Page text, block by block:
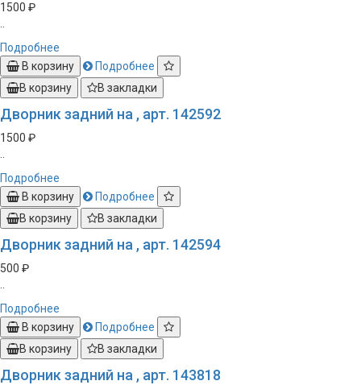
1500 ₽
..
Подробнее
В корзину
Подробнее
В корзину
В закладки
Дворник задний на , арт. 142592
1500 ₽
..
Подробнее
В корзину
Подробнее
В корзину
В закладки
Дворник задний на , арт. 142594
500 ₽
..
Подробнее
В корзину
Подробнее
В корзину
В закладки
Дворник задний на , арт. 143818